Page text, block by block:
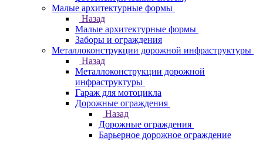
Малые архитектурные формы
Назад
Малые архитектурные формы
Заборы и ограждения
Металлоконструкции дорожной инфраструктуры
Назад
Металлоконструкции дорожной
инфраструктуры
Гараж для мотоцикла
Дорожные ограждения
Назад
Дорожные ограждения
Барьерное дорожное ограждение